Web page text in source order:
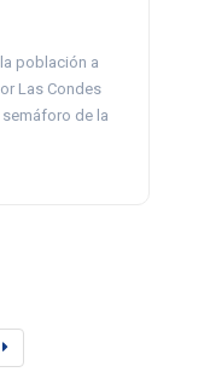
población a
Las Condes
de la